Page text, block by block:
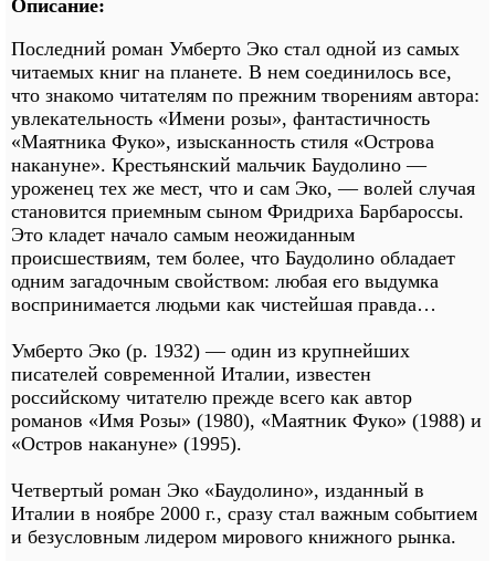
Описание:
Последний роман Умберто Эко стал одной из самых
читаемых книг на планете. В нем соединилось все,
что знакомо читателям по прежним творениям автора:
увлекательность «Имени розы», фантастичность
«Маятника Фуко», изысканность стиля «Острова
накануне». Крестьянский мальчик Баудолино —
уроженец тех же мест, что и сам Эко, — волей случая
становится приемным сыном Фридриха Барбароссы.
Это кладет начало самым неожиданным
происшествиям, тем более, что Баудолино обладает
одним загадочным свойством: любая его выдумка
воспринимается людьми как чистейшая правда…
Умберто Эко (р. 1932) — один из крупнейших
писателей современной Италии, известен
российскому читателю прежде всего как автор
романов «Имя Розы» (1980), «Маятник Фуко» (1988) и
«Остров накануне» (1995).
Четвертый роман Эко «Баудолино», изданный в
Италии в ноябре 2000 г., сразу стал важным событием
и безусловным лидером мирового книжного рынка.